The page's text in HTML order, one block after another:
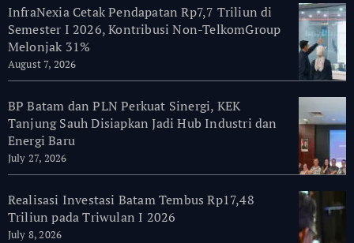
InfraNexia Cetak Pendapatan Rp7,7 Triliun di
Semester I 2026, Kontribusi Non-TelkomGroup
Melonjak 31%
August 7, 2026
BP Batam dan PLN Perkuat Sinergi, KEK
Tanjung Sauh Disiapkan Jadi Hub Industri dan
Energi Baru
July 27, 2026
Realisasi Investasi Batam Tembus Rp17,48
Triliun pada Triwulan I 2026
July 8, 2026